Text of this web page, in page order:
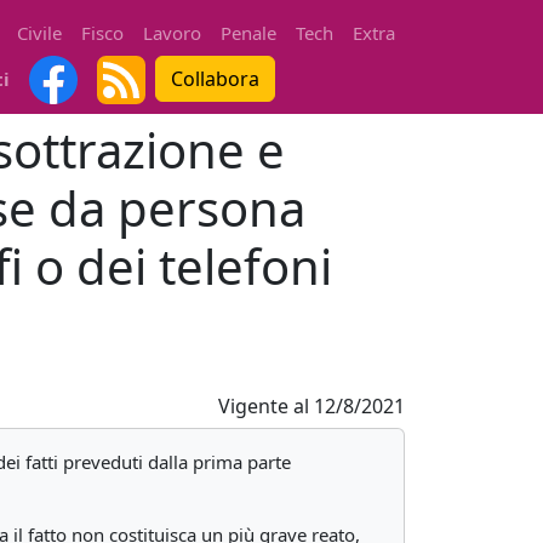
Civile Fisco Lavoro Penale Tech
Extra
Collabora
e
da persona
o dei telefoni
Vigente al 12/8/2021
fatti preveduti dalla prima parte
il fatto non costituisca un più grave reato,